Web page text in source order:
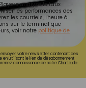
analyse le taux
les performances des
les courriels, l'heure à
sur le terminal que
voir notre politique de
votre newsletter contenant des
utilisant le lien de désabonnement
connaissance de notreCharte de